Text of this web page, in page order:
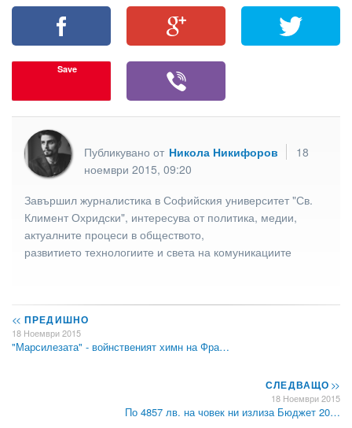
Save
Публикувано от Никола Никифоров
18
ноември 2015, 09:20
Завършил журналистика в Софийския университет "Св.
Климент Охридски", интересува от политика, медии,
актуалните процеси в обществото,
развитието технологиите и света на комуникациите
<< ПРЕДИШНО
18 Ноември 2015
"Марсилезата" - войнственият химн на Фра…
СЛЕДВАЩО>>
18 Ноември 2015
По 4857 лв. на човек ни излиза Бюджет 20…